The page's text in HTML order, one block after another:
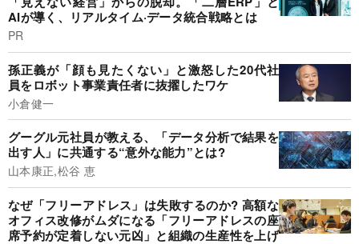
AIが導く、リアルタイム·データ統合戦略とは
PR
孫正義が「顔も見たくない」と激怒した20代社
員をロボット事業責任者に抜擢したワケ
小倉健一
グーグル元社員が教える、「データ分析で結果を
出す人」に共通する“意外な能力”とは?
山本康正,松谷 恵
なぜ「フリーアドレス」は失敗するのか? 高額な
オフィス改修がムダになる「フリーアドレスの座
席予約が定着しない元凶」と組織の生産性を上げ